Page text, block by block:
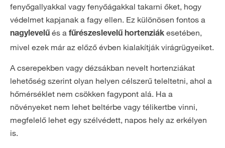
fenyőgallyakkal vagy fenyőágakkal takarni őket, hogy
védelmet kapjanak a fagy ellen. Ez különösen fontos a
nagylevelű és a fűrészeslevelű hortenziák esetében,
mivel ezek már az előző évben kialakítják virágrügyeiket.
A cserepekben vagy dézsákban nevelt hortenziákat
lehetőség szerint olyan helyen célszerű teleltetni, ahol a
hőmérséklet nem csökken fagypont alá. Ha a
növényeket nem lehet beltérbe vagy télikertbe vinni,
megfelelő lehet egy szélvédett, napos hely az erkélyen
is.